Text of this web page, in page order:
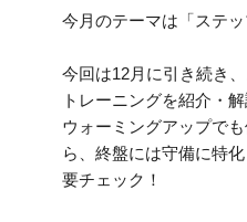
今月のテーマは「ステッ
今回は12月に引き続き
トレーニングを紹介・
ウォーミングアップで
ら、終盤には守備に特
要チェック！